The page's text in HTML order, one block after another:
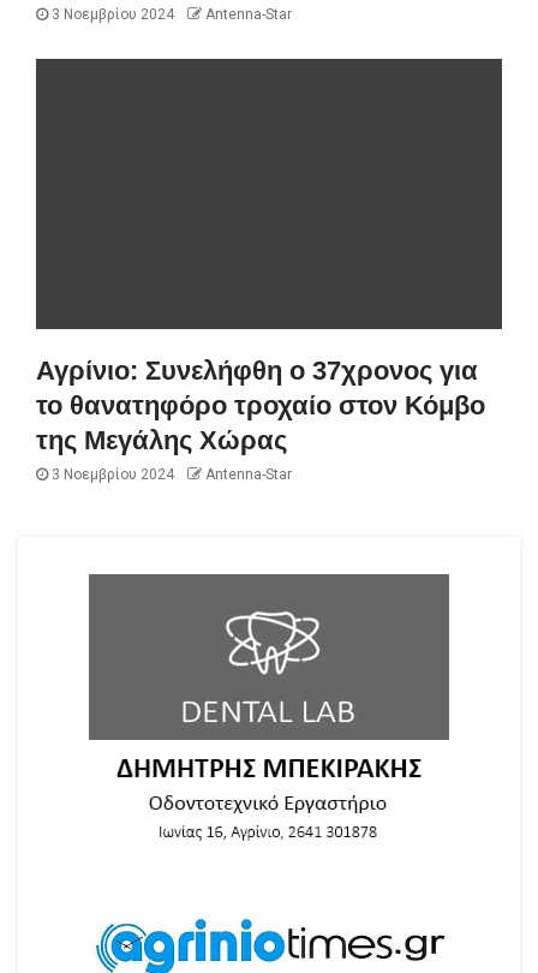
3 Νοεμβρίου 2024 Antenna-Star
Αγρίνιο: Συνελήφθη ο 37χρονος για
το θανατηφόρο τροχαίο στον Κόμβο
της Μεγάλης Χώρας
3 Νοεμβρίου 2024 Antenna-Star